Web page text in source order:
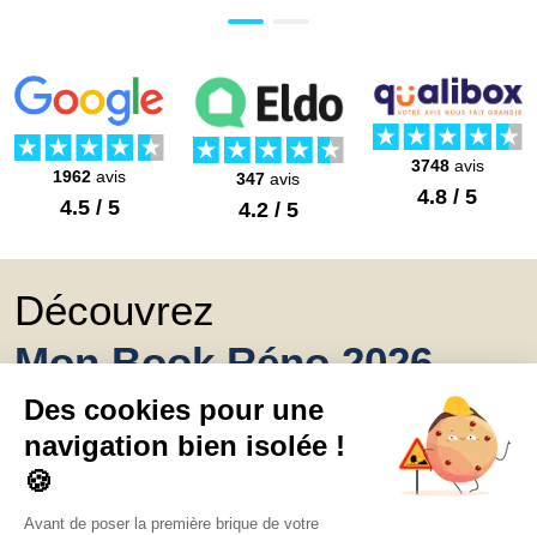
1962 avis
4.5 / 5
347 avis
4.2 / 5
3748avis
4.8 / 5
Découvrez
Mon Book Réno 2026,
un catalogue de
conseils et inspirations